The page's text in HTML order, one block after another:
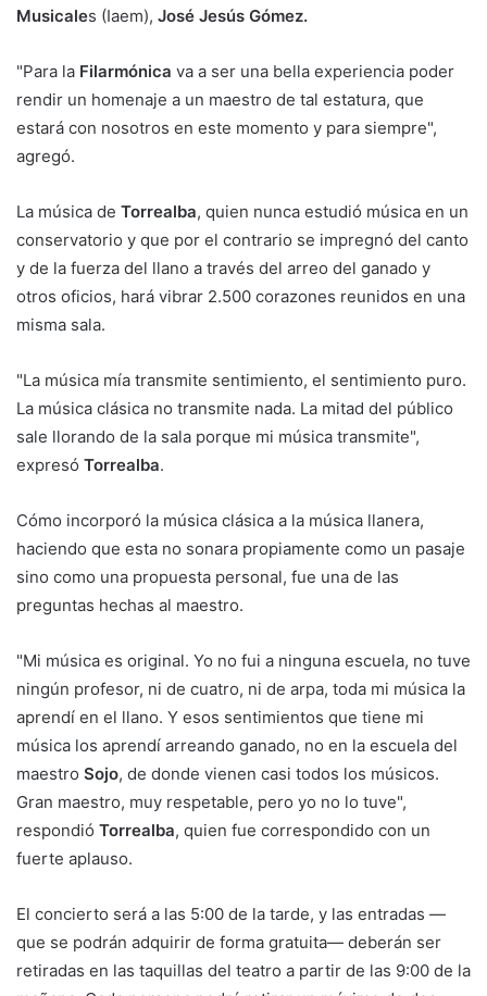
Musicales (Iaem), José Jesús Gómez.
"Para la Filarmónica va a ser una bella experiencia poder
rendir un homenaje a un maestro de tal estatura, que
estará con nosotros en este momento y para siempre",
agregó.
La música de Torrealba, quien nunca estudió música en un
conservatorio y que por el contrario se impregnó del canto
y de la fuerza del llano a través del arreo del ganado y
otros oficios, hará vibrar 2.500 corazones reunidos en una
misma sala.
"La música mía transmite sentimiento, el sentimiento puro.
La música clásica no transmite nada. La mitad del público
sale llorando de la sala porque mi música transmite",
expresó Torrealba.
Cómo incorporó la música clásica a la música llanera,
haciendo que esta no sonara propiamente como un pasaje
sino como una propuesta personal, fue una de las
preguntas hechas al maestro.
"Mi música es original. Yo no fui a ninguna escuela, no tuve
ningún profesor, ni de cuatro, ni de arpa, toda mi música la
aprendí en el llano. Y esos sentimientos que tiene mi
música los aprendí arreando ganado, no en la escuela del
maestro Sojo, de donde vienen casi todos los músicos.
Gran maestro, muy respetable, pero yo no lo tuve",
respondió Torrealba, quien fue correspondido con un
fuerte aplauso.
El concierto será a las 5:00 de la tarde, y las entradas —
que se podrán adquirir de forma gratuita— deberán ser
retiradas en las taquillas del teatro a partir de las 9:00 de la